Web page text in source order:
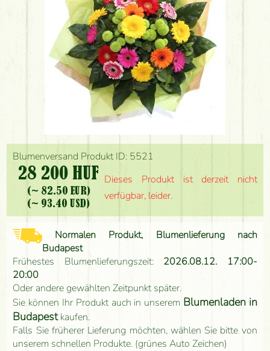
Blumenversand Produkt ID: 5521
28 200 HUF
(~ 82.50 EUR)
(~ 93.40 USD)
Dieses Produkt ist derzeit nicht
verfügbar, leider.
Normalen Produkt, Blumenlieferung nach
Budapest
Frühestes Blumenlieferungszeit: 2026.08.12. 17:00-
20:00
Oder andere gewählten Zeitpunkt später.
Sie können Ihr Produkt auch in unserem Blumenladen in
Budapestkaufen.
Falls Sie früherer Lieferung möchten, wählen Sie bitte von
unserem schnellen Produkte. (grünes Auto Zeichen)